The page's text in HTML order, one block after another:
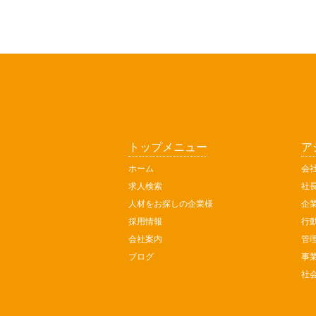
トップメニュー
ホーム
求人検索
人材をお探しの企業様
採用情報
会社案内
ブログ
ア
会
社
企
行
管
事
社